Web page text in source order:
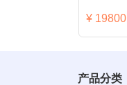
¥ 19800
产品分类